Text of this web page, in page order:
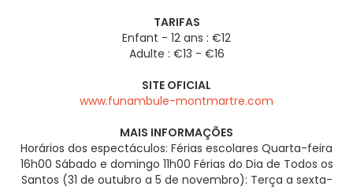
TARIFAS
Enfant - 12 ans : €12
Adulte : €13 - €16
SITE OFICIAL
www.funambule-montmartre.com
MAIS INFORMAÇÕES
Horários dos espectáculos: Férias escolares Quarta-feira
16h00 Sábado e domingo 11h00 Férias do Dia de Todos os
Santos (31 de outubro a 5 de novembro): Terça a sexta-